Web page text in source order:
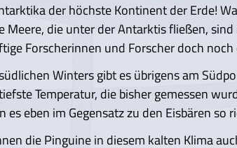
der höchste Kontinent der Erde!
Meere, die unter der Antarktis fließen,
Forscherinnen und Forscher doch noch
Winters gibt es übrigens am
Temperatur, die bisher gemessen
es eben im Gegensatz zu den Eisbären so
die Pinguine in diesem kalten Klima